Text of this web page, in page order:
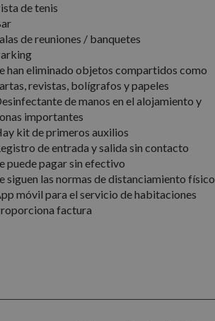
de tenis
de reuniones / banquetes
han eliminado objetos compartidos como
revistas, bolígrafos y papeles
de manos en el alojamiento y
importantes
kit de primeros auxilios
de entrada y salida sin contacto
puede pagar sin efectivo
siguen las normas de distanciamiento físico
móvil para el servicio de habitaciones
factura
lenguaje PHP.
se utiliza para
es un
puede ser
un estado
para recordar las
visitantes. Es
el estado de la
publicitarios,
sobre